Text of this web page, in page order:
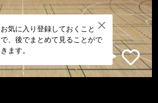
お気に入り登録しておくこと
で、後でまとめて見ることがで
きます。